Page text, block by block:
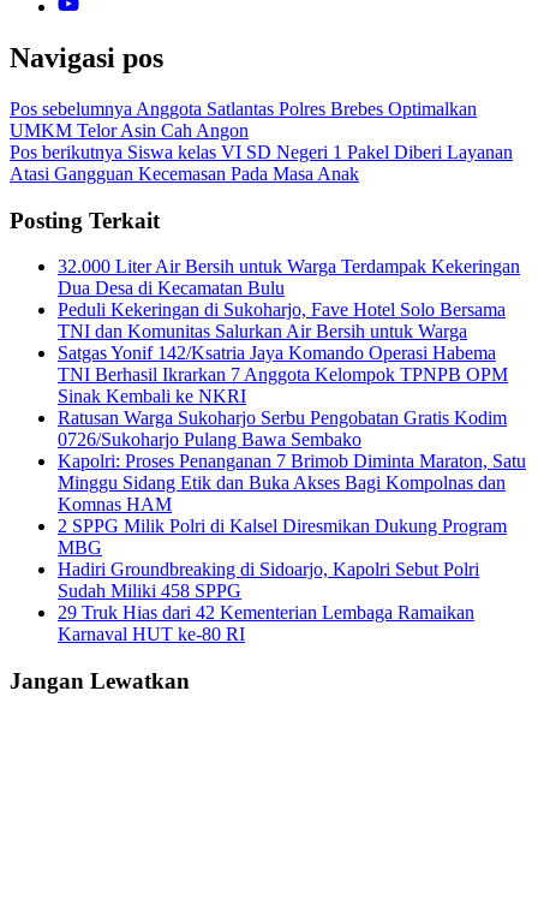
Navigasi pos
Pos sebelumnya Anggota Satlantas Polres Brebes Optimalkan
UMKM Telor Asin Cah Angon
Pos berikutnya Siswa kelas VI SD Negeri 1 Pakel Diberi Layanan
Atasi Gangguan Kecemasan Pada Masa Anak
Posting Terkait
32.000 Liter Air Bersih untuk Warga Terdampak Kekeringan
Dua Desa di Kecamatan Bulu
Peduli Kekeringan di Sukoharjo, Fave Hotel Solo Bersama
TNI dan Komunitas Salurkan Air Bersih untuk Warga
Satgas Yonif 142/Ksatria Jaya Komando Operasi Habema
TNI Berhasil Ikrarkan 7 Anggota Kelompok TPNPB OPM
Sinak Kembali ke NKRI
Ratusan Warga Sukoharjo Serbu Pengobatan Gratis Kodim
0726/Sukoharjo Pulang Bawa Sembako
Kapolri: Proses Penanganan 7 Brimob Diminta Maraton, Satu
Minggu Sidang Etik dan Buka Akses Bagi Kompolnas dan
Komnas HAM
2 SPPG Milik Polri di Kalsel Diresmikan Dukung Program
MBG
Hadiri Groundbreaking di Sidoarjo, Kapolri Sebut Polri
Sudah Miliki 458 SPPG
29 Truk Hias dari 42 Kementerian Lembaga Ramaikan
Karnaval HUT ke-80 RI
Jangan Lewatkan